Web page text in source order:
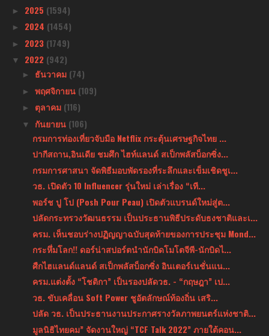
► 2025 (1594)
► 2024 (1454)
► 2023 (1749)
▼ 2022 (942)
► ธันวาคม (74)
► พฤศจิกายน (109)
► ตุลาคม (116)
▼ กันยายน (106)
กรมการท่องเที่ยวจับมือ Netflix กระตุ้นเศรษฐกิจไทย ...
ปากีสถาน,อินเดีย ชมศึก ไฮท์แลนด์ สเป็กพลัสบ็อกซิ่ง...
กรมการศาสนา จัดพิธีมอบพัดรองที่ระลึกและเข็มเชิดชูเ...
วธ. เปิดตัว 10 Influencer รุ่นใหม่ เล่าเรื่อง “เที...
พอร์ช ปู โป (Posh Pour Peau) เปิดตัวแบรนด์ใหม่สู่ต...
ปลัดกระทรวงวัฒนธรรม เป็นประธานพิธีประดับธงชาติและเ...
ครม. เห็นชอบร่างปฏิญญาฉบับสุดท้ายของการประชุม Mond...
กระหึ่มโลก!! ดอร์น่าสปอร์ตนำนักบิดโมโตจีพี-นักบิดไ...
ศืกไฮแลนด์แลนด์ สเป็กพลัสบ็อกซิ่ง อินเตอร์เนชั่นแน...
ครม.แต่งตั้ง “โชติกา” เป็นรองปลัดวธ. - “กฤษฎา” เป...
วธ. ขับเคลื่อน Soft Power ชูอัตลักษณ์ท้องถิ่น เสริ...
ปลัด วธ. เป็นประธานงานประกาศรางวัลภาพยนตร์แห่งชาติ...
มูลนิธิไทยคม” จัดงานใหญ่ “TCF Talk 2022” ภายใต้คอน...